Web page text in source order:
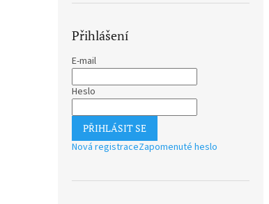
Přihlášení
E-mail
Heslo
PŘIHLÁSIT SE
Nová registraceZapomenuté heslo